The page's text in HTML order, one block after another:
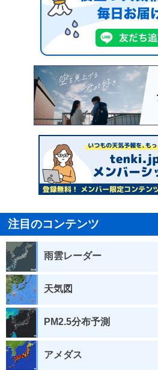
注目のコンテンツ
雨雲レーダー
天気図
PM2.5分布予測
アメダス